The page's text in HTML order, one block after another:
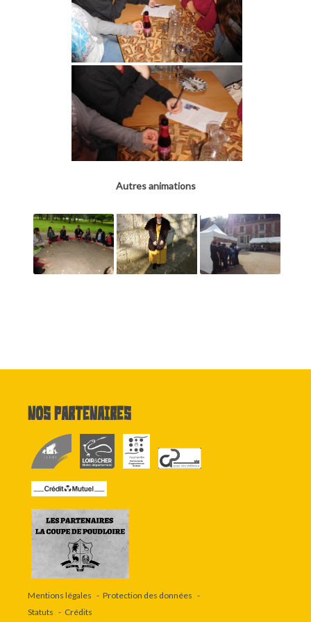
Autres animations
Nos partenaires
Mentions légales
Protection des données
Statuts
Crédits